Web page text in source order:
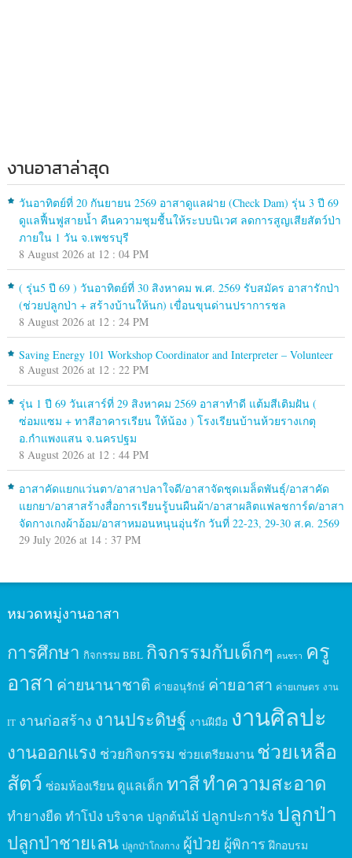
งานอาสาล่าสุด
วันอาทิตย์ที่ 20 กันยายน 2569 อาสาดูแลฝาย (Check Dam) รุ่น 3 ปี 69
ดูแลฟื้นฟูสายน้ำ คืนความชุมชื้นให้ระบบนิเวศ ลดการสูญเสียสัตว์ป่า
ภายใน 1 วัน จ.เพชรบุรี
8 August 2026 at 12 : 04 PM
( รุ่น5 ปี 69 ) วันอาทิตย์ที่ 30 สิงหาคม พ.ศ. 2569 รับสมัคร อาสารักป่า
(ช่วยปลูกป่า + สร้างบ้านให้นก) เขื่อนขุนด่านปราการชล
8 August 2026 at 12 : 24 PM
Saving Energy 101 Workshop Coordinator and Interpreter – Volunteer
8 August 2026 at 12 : 22 PM
รุ่น 1 ปี 69 วันเสาร์ที่ 29 สิงหาคม 2569 อาสาทำดี แต้มสีเติมฝัน (
ซ่อมแซม + ทาสีอาคารเรียน ให้น้อง ) โรงเรียนบ้านห้วยรางเกตุ
อ.กำแพงแสน จ.นครปฐม
8 August 2026 at 12 : 44 PM
อาสาคัดแยกแว่นตา/อาสาปลาใจดี/อาสาจัดชุดเมล็ดพันธุ์/อาสาคัด
แยกยา/อาสาสร้างสื่อการเรียนรู้บนผืนผ้า/อาสาผลิตแฟลชการ์ด/อาสา
จัดกางเกงผ้าอ้อม/อาสาหมอนหนุนอุ่นรัก วันที่ 22-23, 29-30 ส.ค. 2569
29 July 2026 at 14 : 37 PM
หมวดหมู่งานอาสา
การศึกษา กิจกรรม BBL กิจกรรมกับเด็กๆ คนชรา ครู
อาสา ค่ายนานาชาติ ค่ายอนุรักษ์ ค่ายอาสา ค่ายเกษตร งาน
IT งานก่อสร้าง งานประดิษฐ์ งานฝีมือ งานศิลปะ
งานออกแรง ช่วยกิจกรรม ช่วยเตรียมงาน ช่วยเหลือ
สัตว์ ซ่อมห้องเรียน ดูแลเด็ก ทาสีทำความสะอาด
ทำยางยืด ทำโป่ง บริจาค ปลูกต้นไม้ ปลูกปะการัง ปลูกป่า
ปลูกป่าชายเลน ปลูกป่าโกงกาง ผู้ป่วย ผู้พิการ ฝึกอบรม